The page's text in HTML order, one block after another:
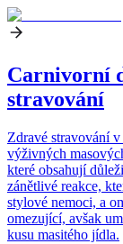
Carnivorní
stravování
Zdravé stravování
výživných
které obsahují
zánětlivé reakce,
stylové nemoci, a
omezující, avšak
kusu masitého jídla.